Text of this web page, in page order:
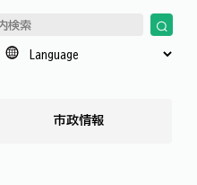
市政情報